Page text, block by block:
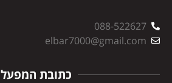
088-522627
elbar7000@gmail.com
כתובת המפעל